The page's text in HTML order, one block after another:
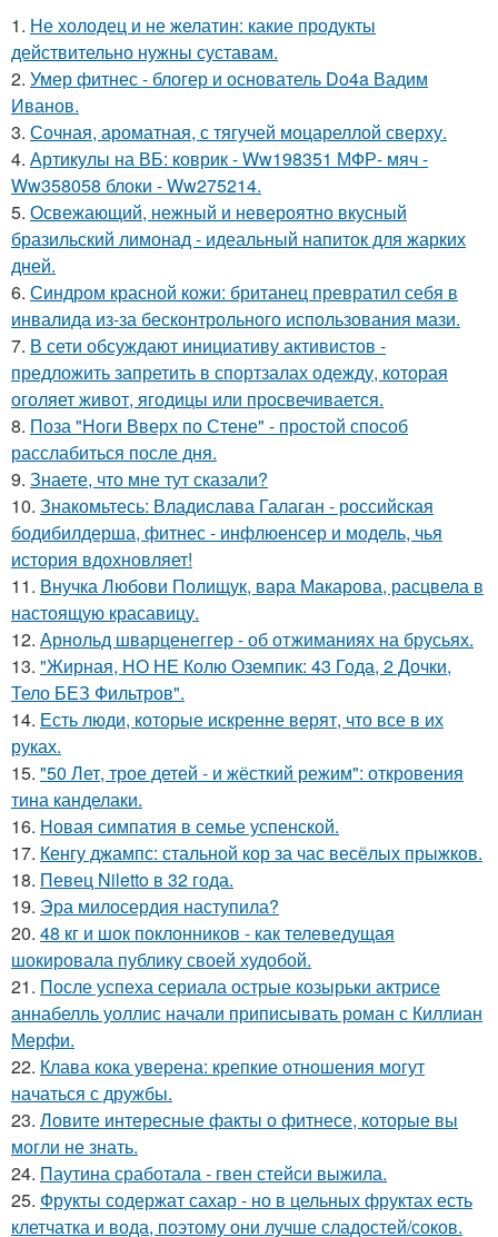
1. Не холодец и не желатин: какие продукты
действительно нужны суставам.
2. Умер фитнес - блогер и основатель Do4a Вадим
Иванов.
3. Сочная, ароматная, с тягучей моцареллой сверху.
4. Артикулы на ВБ: коврик - Ww198351 МФР- мяч -
Ww358058 блоки - Ww275214.
5. Освежающий, нежный и невероятно вкусный
бразильский лимонад - идеальный напиток для жарких
дней.
6. Синдром красной кожи: британец превратил себя в
инвалида из-за бесконтрольного использования мази.
7. В сети обсуждают инициативу активистов -
предложить запретить в спортзалах одежду, которая
оголяет живот, ягодицы или просвечивается.
8. Поза "Ноги Вверх по Стене" - простой способ
расслабиться после дня.
9. Знаете, что мне тут сказали?
10. Знакомьтесь: Владислава Галаган - российская
бодибилдерша, фитнес - инфлюенсер и модель, чья
история вдохновляет!
11. Внучка Любови Полищук, вара Макарова, расцвела в
настоящую красавицу.
12. Арнольд шварценеггер - об отжиманиях на брусьях.
13. "Жирная, НО НЕ Колю Оземпик: 43 Года, 2 Дочки,
Тело БЕЗ Фильтров".
14. Есть люди, которые искренне верят, что все в их
руках.
15. "50 Лет, трое детей - и жёсткий режим": откровения
тина канделаки.
16. Новая симпатия в семье успенской.
17. Кенгу джампс: стальной кор за час весёлых прыжков.
18. Певец Niletto в 32 года.
19. Эра милосердия наступила?
20. 48 кг и шок поклонников - как телеведущая
шокировала публику своей худобой.
21. После успеха сериала острые козырьки актрисе
аннабелль уоллис начали приписывать роман с Киллиан
Мерфи.
22. Клава кока уверена: крепкие отношения могут
начаться с дружбы.
23. Ловите интересные факты о фитнесе, которые вы
могли не знать.
24. Паутина сработала - гвен стейси выжила.
25. Фрукты содержат сахар - но в цельных фруктах есть
клетчатка и вода, поэтому они лучше сладостей/соков.